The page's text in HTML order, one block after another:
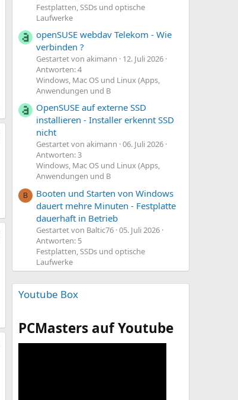
Festplatten, SSDs und optische
Laufwerke
openSUSE webdav Telekom - Wie
verbinden ?
Gestartet von akimann
12. Juli 2026
Antworten: 4
Windows, Mac OS und Linux (Apps,
Anwendungen und B
OpenSUSE auf externe SSD
installieren - Installer erkennt SSD
nicht
Gestartet von akimann 06. Juli 2026
Antworten: 3
Windows, Mac OS und Linux (Apps,
Anwendungen und B
B
Booten und Starten von Windows
dauert mehre Minuten - Festplatte
dauerhaft in Betrieb
Gestartet von Baltic76 05. Juli 2026
Antworten: 5
Festplatten, SSDs und optische
Laufwerke
Youtube Box
PCMasters auf Youtube